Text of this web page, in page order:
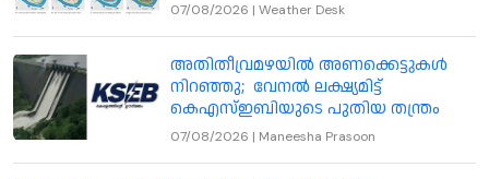
07/08/2026 | Weather Desk
അതിതീവ്രമഴയിൽ അണക്കെട്ടുകൾ
നിറഞ്ഞു; വേനൽ ലക്ഷ്യമിട്ട്
കെഎസ്ഇബിയുടെ പുതിയ തന്ത്രം
07/08/2026 | Maneesha Prasoon